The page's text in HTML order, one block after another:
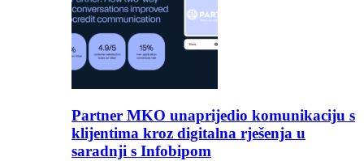
Partner MKO unaprijedio komunikaciju s
klijentima kroz digitalna rješenja u
saradnji s Infobipom